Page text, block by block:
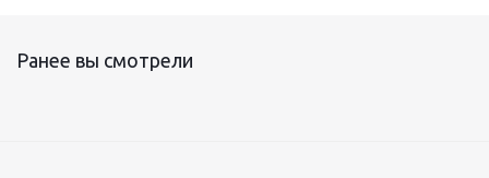
Ранее вы смотрели